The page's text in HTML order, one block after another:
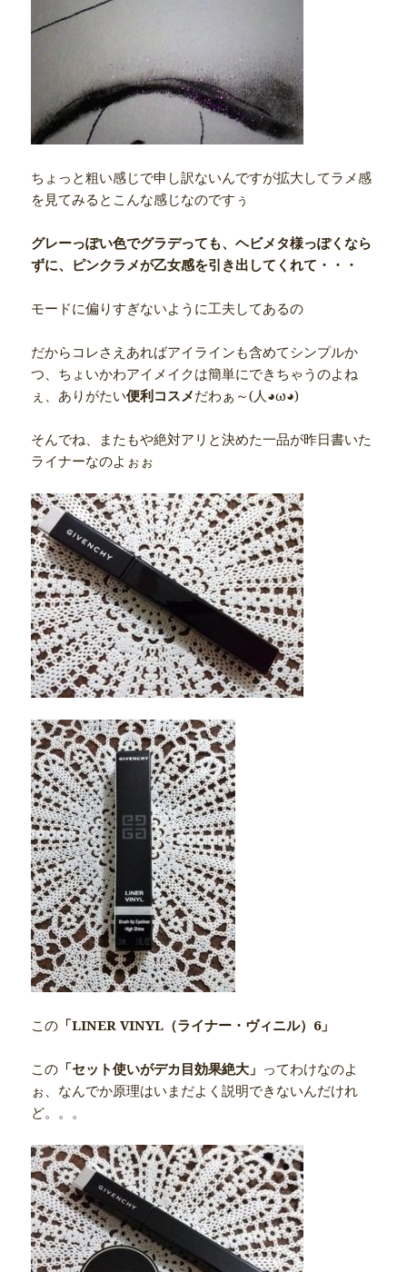
ちょっと粗い感じで申し訳ないんですが拡大してラメ感
を見てみるとこんな感じなのですぅ
グレーっぽい色でグラデっても、ヘビメタ様っぽくなら
ずに、ピンクラメが乙女感を引き出してくれて・・・
モードに偏りすぎないように工夫してあるの
だからコレさえあればアイラインも含めてシンプルか
つ、ちょいかわアイメイクは簡単にできちゃうのよね
ぇ、ありがたい便利コスメだわぁ～(人◕ω◕)
そんでね、またもや絶対アリと決めた一品が昨日書いた
ライナーなのよぉぉ
この 「LINER VINYL（ライナー・ヴィニル）6」
この 「セット使いがデカ目効果絶大」 ってわけなのよ
ぉ、なんでか原理はいまだよく説明できないんだけれ
ど。。。